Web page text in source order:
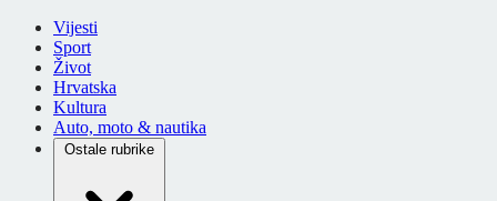
Vijesti
Sport
Život
Hrvatska
Kultura
Auto, moto & nautika
Ostale rubrike